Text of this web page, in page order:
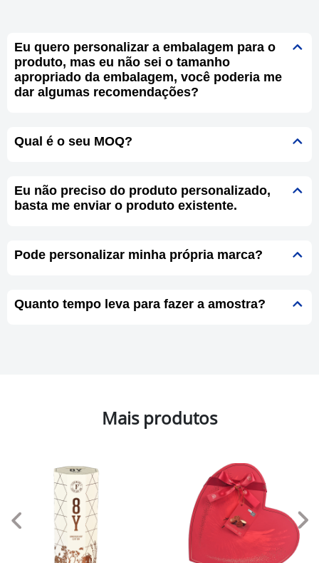
Eu quero personalizar a embalagem para o
produto, mas eu não sei o tamanho
apropriado da embalagem, você poderia me
dar algumas recomendações?
Qual é o seu MOQ?
Eu não preciso do produto personalizado,
basta me enviar o produto existente.
Pode personalizar minha própria marca?
Quanto tempo leva para fazer a amostra?
Mais produtos